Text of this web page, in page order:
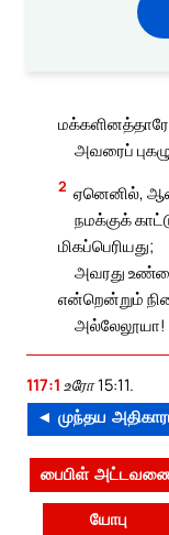
அவரைப்
2 ஏனெனில்,
நமக்குக்
மிகப்பெரியது;
அவரது
என்றென்றும்
அல்லேலூயா!
117:1 உரோ 15:11.
◄ முந்தய
பைபிள்
யோபு